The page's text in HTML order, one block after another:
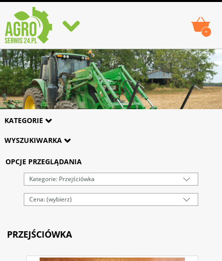
-
KATEGORIE
WYSZUKIWARKA
OPCJE PRZEGLĄDANIA
Kategorie: Przejściówka
Cena: (wybierz)
PRZEJŚCIÓWKA